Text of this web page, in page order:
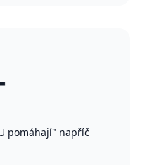
pomáhají" napříč